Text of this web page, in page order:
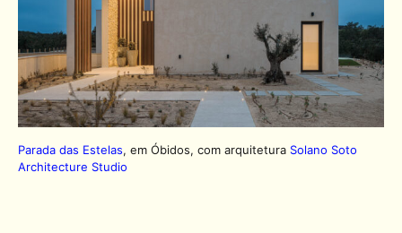
Parada das Estelas, em Óbidos, com arquitetura Solano Soto
Architecture Studio